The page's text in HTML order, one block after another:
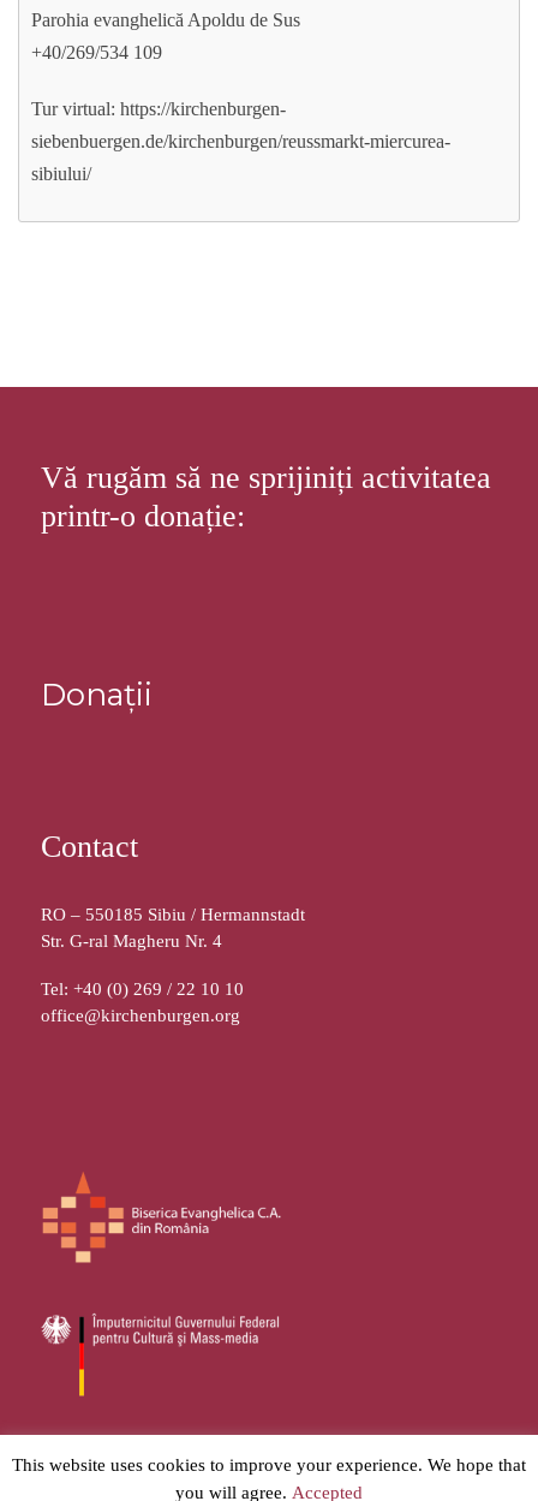
Parohia evanghelică Apoldu de Sus
+40/269/534 109
Tur virtual: https://kirchenburgen-
siebenbuergen.de/kirchenburgen/reussmarkt-miercurea-
sibiului/
Vă rugăm să ne sprijiniți activitatea
printr-o donație:
Donații
Contact
RO – 550185 Sibiu / Hermannstadt
Str. G-ral Magheru Nr. 4
Tel: +40 (0) 269 / 22 10 10
office@kirchenburgen.org
© 2026Stiftung Kirchenburgen– Toate drepturile sunt rezervate.
This website uses cookies to improve your experience. We hope that
you will agree. Accepted